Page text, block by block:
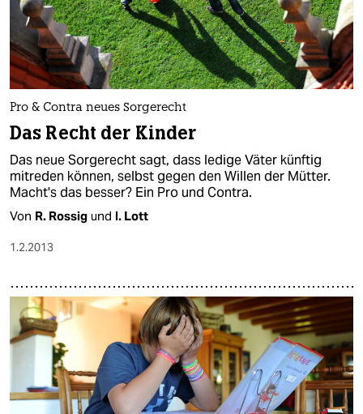
Pro & Contra neues Sorgerecht
Das Recht der Kinder
Das neue Sorgerecht sagt, dass ledige Väter künftig
mitreden können, selbst gegen den Willen der Mütter.
Macht's das besser? Ein Pro und Contra.
Von R. Rossig und I. Lott
1.2.2013